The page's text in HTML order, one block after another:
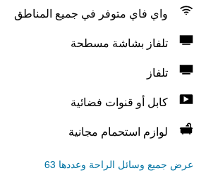
واي فاي متوفر في جميع المناطق
تلفاز بشاشة مسطحة
تلفاز
كابل أو قنوات فضائية
لوازم استحمام مجانية
عرض جميع وسائل الراحة وعددها 63